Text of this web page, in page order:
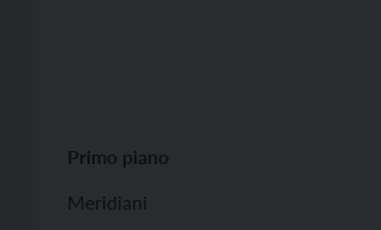
Primo piano
Meridiani